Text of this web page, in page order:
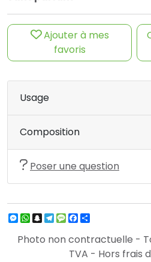
Ajouter à mes
favoris
Usage
Composition
Poser une question
Messenger
WhatsApp
Snapchat
Telegram
Message
Facebook
Photo non contractuelle -
TVA - Hors frais